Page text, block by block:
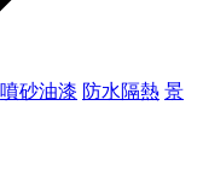
噴砂油漆 防水隔熱 景